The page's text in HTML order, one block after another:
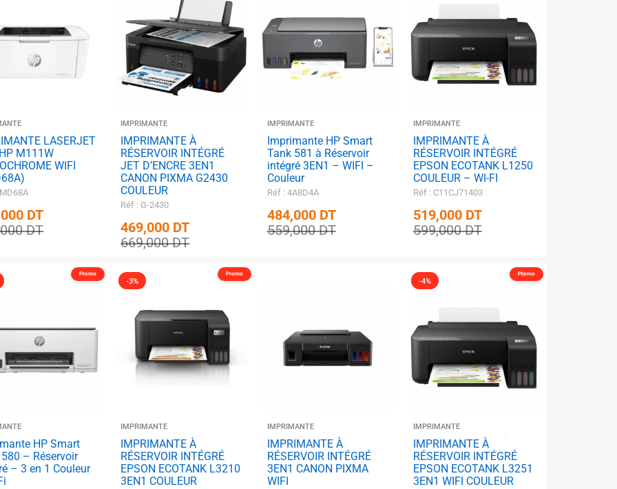
LASERJET
M111W
WIFI
DT
DT
IMPRIMANTE
IMPRIMANTE À
RÉSERVOIR INTÉGRÉ
JET D’ENCRE 3EN1
CANON PIXMA G2430
COULEUR
Réf : G-2430
669,000DT
469,000 DT
IMPRIMANTE
Imprimante HP Smart
Tank 581 à Réservoir
intégré 3EN1 – WIFI –
Couleur
Réf : 4A8D4A
559,000DT
484,000 DT
IMPRIMANTE
IMPRIMANTE À
RÉSERVOIR INTÉGRÉ
EPSON ECOTANK L1250
COULEUR – WI-FI
Réf : C11CJ71403
599,000DT
519,000 DT
Promo
HP Smart
– Réservoir
– 3 en 1 Couleur
-3%
Promo
IMPRIMANTE
IMPRIMANTE À
RÉSERVOIR INTÉGRÉ
EPSON ECOTANK L3210
3EN1 COULEUR
IMPRIMANTE
IMPRIMANTE À
RÉSERVOIR INTÉGRÉ
3EN1 CANON PIXMA
WIFI
-4%
Promo
IMPRIMANTE
IMPRIMANTE À
RÉSERVOIR INTÉGRÉ
EPSON ECOTANK L3251
3EN1 WIFI COULEUR
✱
✱